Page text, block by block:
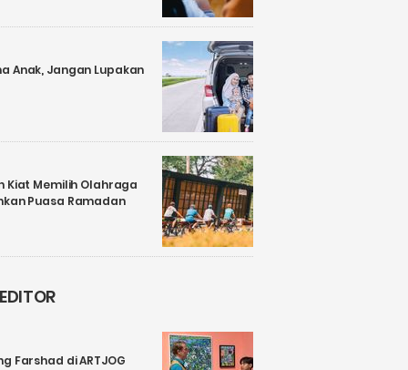
Anak, Jangan Lupakan
Kiat Memilih Olahraga
Puasa Ramadan
Farshad di ARTJOG